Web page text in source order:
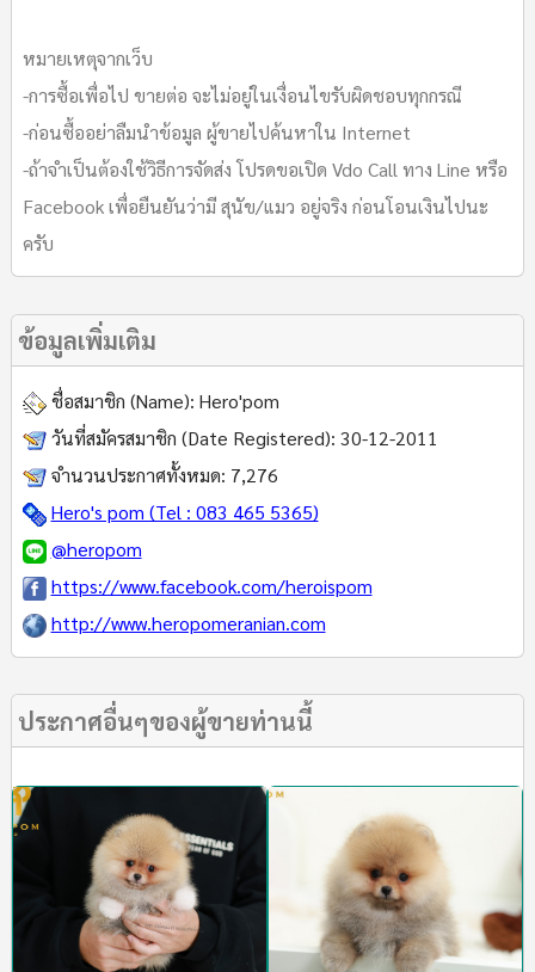
หมายเหตุจากเว็บ
-การซื้อเพื่อไป ขายต่อ จะไม่อยู่ในเงื่อนไขรับผิดชอบทุกกรณี
-ก่อนซื้ออย่าลืมนำข้อมูล ผู้ขายไปค้นหาใน Internet
-ถ้าจำเป็นต้องใช้วิธีการจัดส่ง โปรดขอเปิด Vdo Call ทาง Line หรือ
Facebook เพื่อยืนยันว่ามี สุนัข/แมว อยู่จริง ก่อนโอนเงินไปนะ
ครับ
ข้อมูลเพิ่มเติม
ชื่อสมาชิก (Name): Hero'pom
วันที่สมัครสมาชิก (Date Registered): 30-12-2011
จำนวนประกาศทั้งหมด: 7,276
Hero's pom (Tel : 083 465 5365)
@heropom
https://www.facebook.com/heroispom
http://www.heropomeranian.com
ประกาศอื่นๆของผู้ขายท่านนี้